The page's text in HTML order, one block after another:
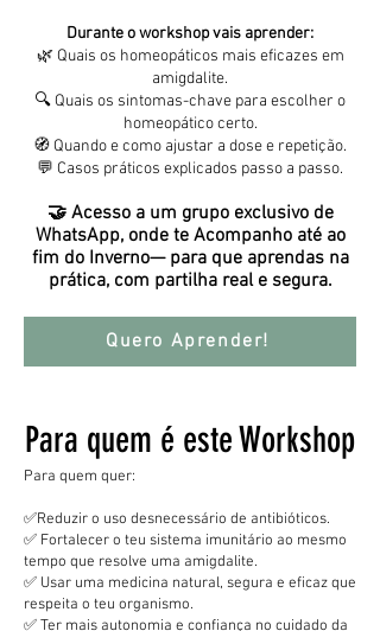
Durante o workshop vais aprender:
🌿 Quais os homeopáticos mais eficazes em
amigdalite.
🔍 Quais os sintomas-chave para escolher o
homeopático certo.
🧭 Quando e como ajustar a dose e repetição.
💬 Casos práticos explicados passo a passo.
🤝 Acesso a um grupo exclusivo de
WhatsApp, onde te Acompanho até ao
fim do Inverno— para que aprendas na
prática, com partilha real e segura.
Quero Aprender!
Para quem é este Workshop
Para quem quer:
✅Reduzir o uso desnecessário de antibióticos.
✅ Fortalecer o teu sistema imunitário ao mesmo
tempo que resolve uma amigdalite.
✅ Usar uma medicina natural, segura e eficaz que
respeita o teu organismo.
✅ Ter mais autonomia e confiança no cuidado da